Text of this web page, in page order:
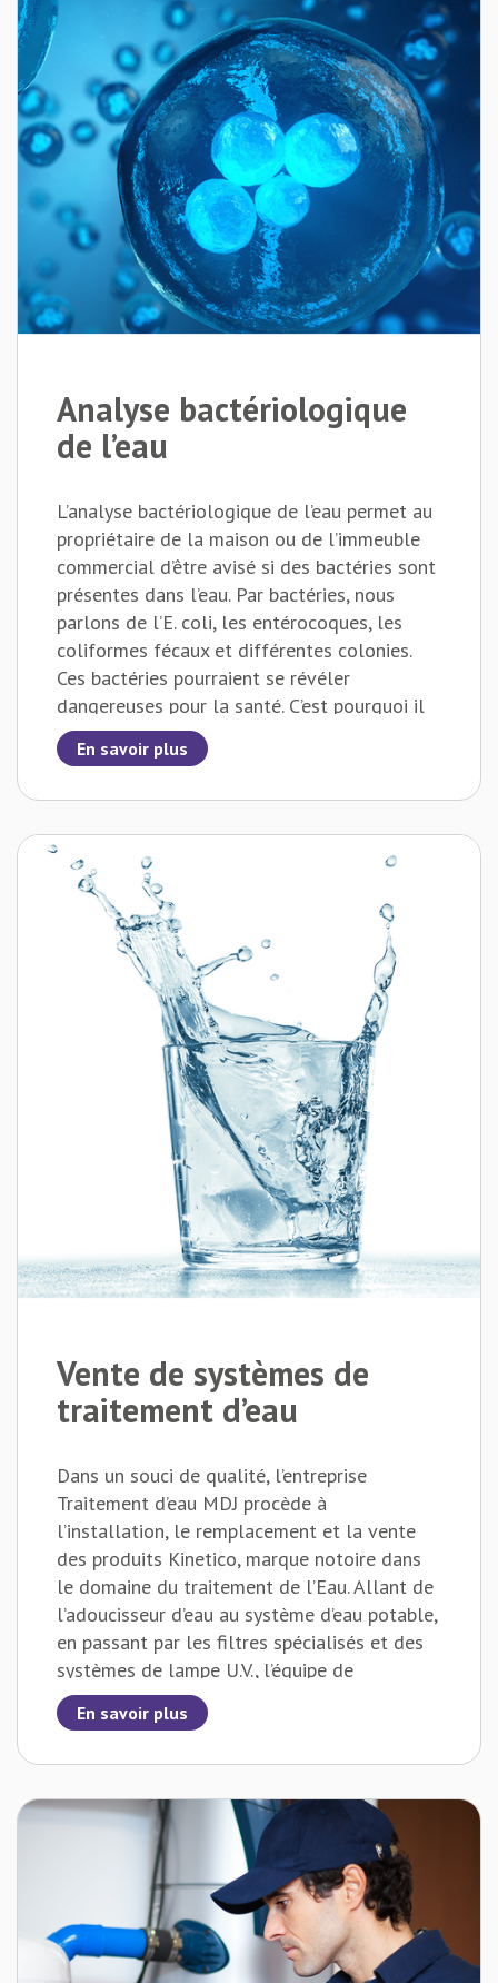
Analyse bactériologique
de l’eau
L’analyse bactériologique de l’eau permet au
propriétaire de la maison ou de l’immeuble
commercial d’être avisé si des bactéries sont
présentes dans l’eau. Par bactéries, nous
parlons de l’E. coli, les entérocoques, les
coliformes fécaux et différentes colonies.
Ces bactéries pourraient se révéler
dangereuses pour la santé. C’est pourquoi il
est essentiel de faire appel aux experts de
Traitement d’eau MDJ avant un achat ou des
qui fera état de la situation. Ils sont
également en mesure de vous guider pour le
traitement de votre eau contre ces bactéries.
En savoir plus
Vente de systèmes de
traitement d’eau
Dans un souci de qualité, l’entreprise
Traitement d’eau MDJ procède à
l’installation, le remplacement et la vente
des produits Kinetico, marque notoire dans
le domaine du traitement de l’Eau. Allant de
l’adoucisseur d’eau au système d’eau potable,
en passant par les filtres spécialisés et des
systèmes de lampe U.V., l’équipe de
Traitement d’eau MDJ est en mesure de
recommander les bons produits pour chacune
En savoir plus